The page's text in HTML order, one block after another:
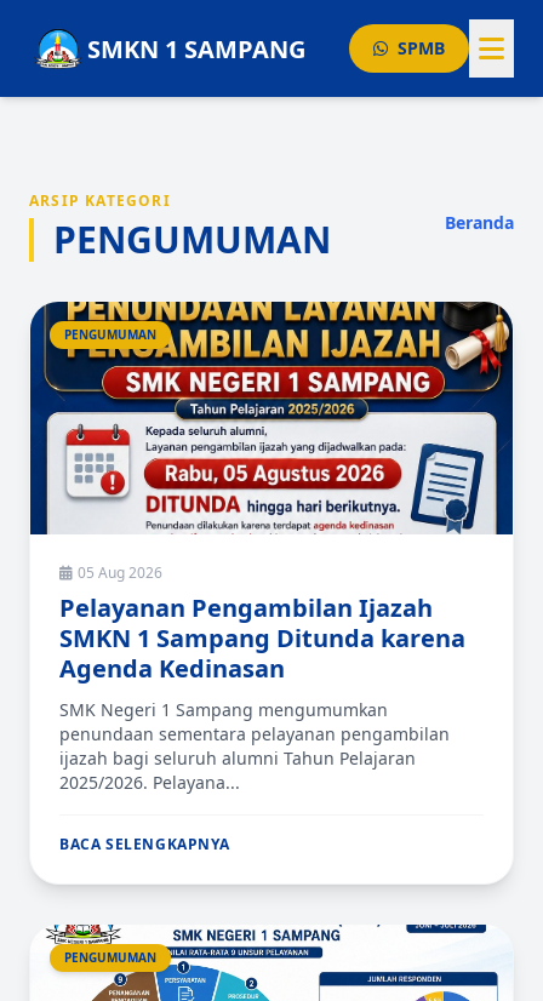
SMKN 1 SAMPANG SPMB
AGENDA
PENGUMUMAN
PRESTASI
ARTIKEL
Layanan Publik
ARSIP KATEGORI
PENGUMUMAN Beranda
PENGUMUMAN
05 Aug 2026
Pelayanan Pengambilan Ijazah
SMKN 1 Sampang Ditunda karena
Agenda Kedinasan
SMK Negeri 1 Sampang mengumumkan
penundaan sementara pelayanan pengambilan
ijazah bagi seluruh alumni Tahun Pelajaran
2025/2026. Pelayana...
BACA SELENGKAPNYA
PENGUMUMAN